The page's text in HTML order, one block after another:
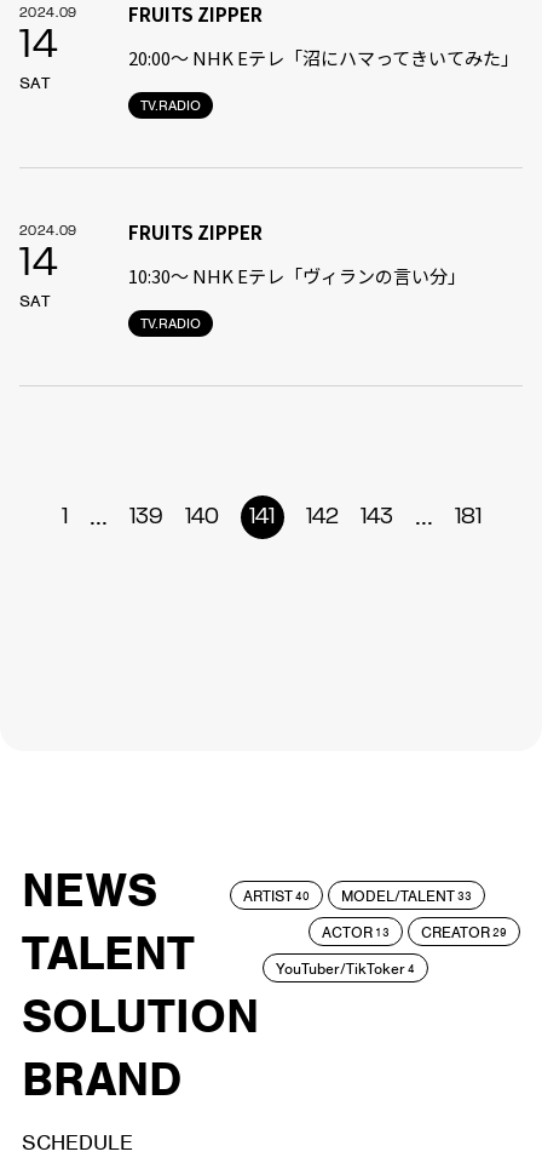
2024.09
14
SAT
TV.RADIO
FRUITS ZIPPER
20:00〜 NHK Eテレ「沼にハマってきいてみた」
2024.09
14
SAT
TV.RADIO
FRUITS ZIPPER
10:30〜 NHK Eテレ「ヴィランの言い分」
1 ... 139 140 141 142 143 ... 181
NEWS
TALENT
SOLUTION
BRAND
ARTIST40 MODEL/TALENT33
ACTOR 13 CREATOR29
YouTuber/TikToker4
SCHEDULE